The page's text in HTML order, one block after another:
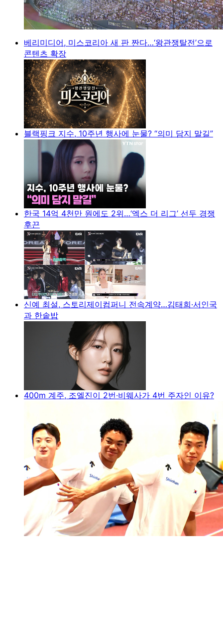
베리미디어, 미스코리아 새 판 짠다…‘왕관쟁탈전’으로
콘텐츠 확장
블랙핑크 지수, 10주년 행사에 눈물? “의미 담지 말길”
한국 14억 4천만 원에도 2위…‘엑스 더 리그’ 선두 경쟁
후끈
신예 최설, 스토리제이컴퍼니 전속계약…김태희·서인국
과 한솥밥
400m 계주, 조엘진이 2번·비웨사가 4번 주자인 이유?